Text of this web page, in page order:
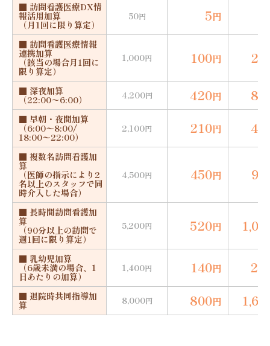
■ 訪問看護医療DX情
報活用加算
（月1回に限り算定）
50円 5円
■ 訪問看護医療情報
連携加算
（該当の場合月1回に
限り算定）
1,000円 100円
■ 深夜加算
（22:00〜6:00） 4,200円 420円
■ 早朝・夜間加算
（6:00〜8:00/
18:00〜22:00）
2,100円 210円
■ 複数名訪問看護加
算
（医師の指示により2
名以上のスタッフで同
時介入した場合）
4,500円 450円
■ 長時間訪問看護加
算
（90分以上の訪問で
週1回に限り算定）
5,200円 520円
■ 乳幼児加算
（6歳未満の場合、1
日あたりの加算）
1,400円 140円
■ 退院時共同指導加
算 8,000円 800円